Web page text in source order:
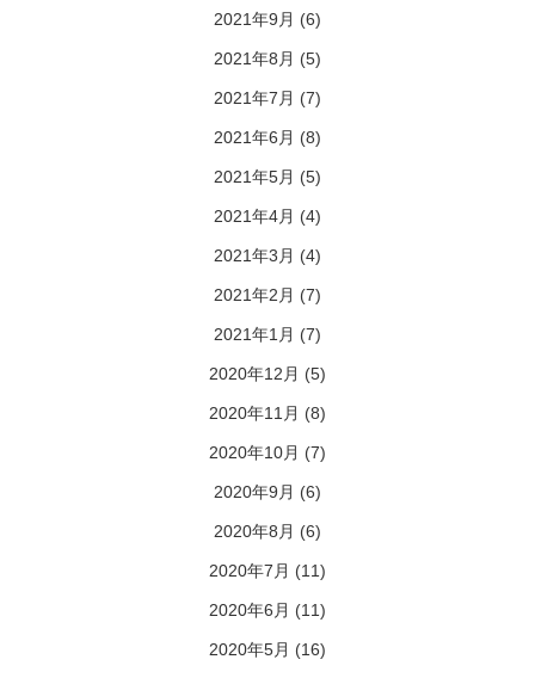
2021年9月 (6)
2021年8月 (5)
2021年7月 (7)
2021年6月 (8)
2021年5月 (5)
2021年4月 (4)
2021年3月 (4)
2021年2月 (7)
2021年1月 (7)
2020年12月 (5)
2020年11月 (8)
2020年10月 (7)
2020年9月 (6)
2020年8月 (6)
2020年7月 (11)
2020年6月 (11)
2020年5月 (16)